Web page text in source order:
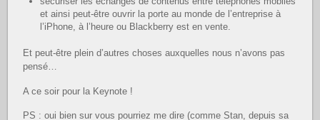
et ainsi peut-être ouvrir la porte au monde de l’entreprise à
l’iPhone, à l’heure ou Blackberry est en vente.
Et peut-être plein d’autres choses auxquelles nous n’avons pas
pensé…
A ce soir pour la Keynote !
PS : oui bien sur vous pourriez me dire (comme Stan, depuis sa